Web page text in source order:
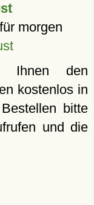
morgen
Ihnen den
kostenlos in
bitte
und die